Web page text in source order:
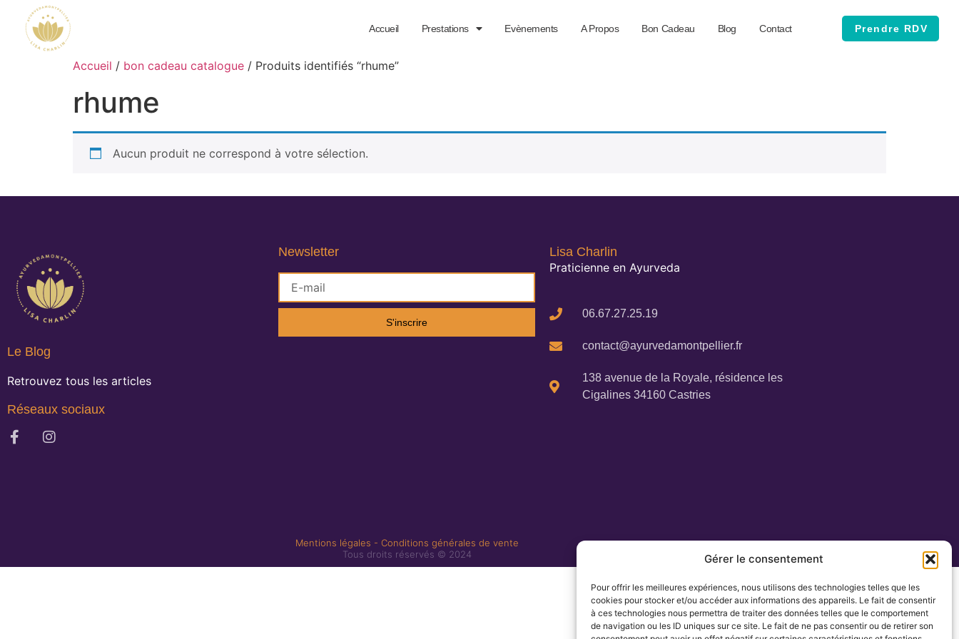
Gérer le consentement
Pour offrir les meilleures expériences, nous utilisons des technologies telles que les
cookies pour stocker et/ou accéder aux informations des appareils. Le fait de consentir
à ces technologies nous permettra de traiter des données telles que le comportement
de navigation ou les ID uniques sur ce site. Le fait de ne pas consentir ou de retirer son
Accueil Prestations Evènements A Propos Bon Cadeau Blog Contact Prendre RDV
Accueil / bon cadeau catalogue / Produits identifiés “rhume”
rhume
Aucun produit ne correspond à votre sélection.
Le Blog
Retrouvez tous les articles
Réseaux sociaux
Newsletter
S'inscrire
Lisa Charlin
Praticienne en Ayurveda
06.67.27.25.19
contact@ayurvedamontpellier.fr
138 avenue de la Royale, résidence les
Cigalines 34160 Castries
Mentions légales - Conditions générales de vente
Tous droits réservés © 2024